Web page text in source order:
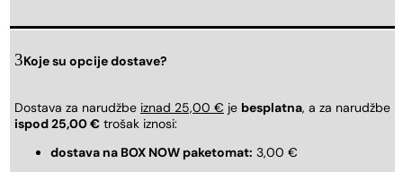
Koje su opcije dostave?
Dostava za narudžbe iznad 25,00 € je besplatna, a za narudžbe
ispod 25,00 € trošak iznosi:
dostava na BOX NOW paketomat: 3,00 €